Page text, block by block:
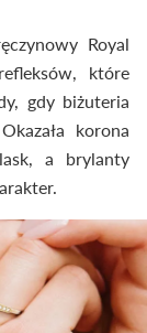
Royal
które
gdy biżuteria
korona
a brylanty